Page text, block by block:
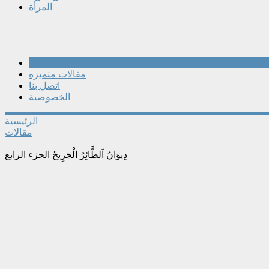
المرأة
مقالات متميزه
اتصل بنا
الخصوصية
الرئيسية
مقالات
دِيوَانُ اَلطَّائِرُ الْجَرِيحْ الجزء الرابع